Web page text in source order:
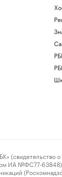
о
ИА №ФС77-63848)